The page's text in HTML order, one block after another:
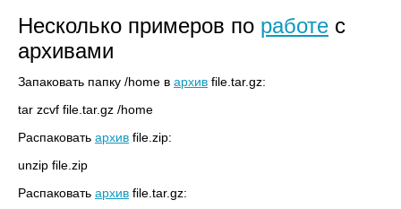
Несколько примеров по работе с
архивами
Запаковать папку /home в архив file.tar.gz:
tar zcvf file.tar.gz /home
Распаковать архив file.zip:
unzip file.zip
Распаковать архив file.tar.gz: